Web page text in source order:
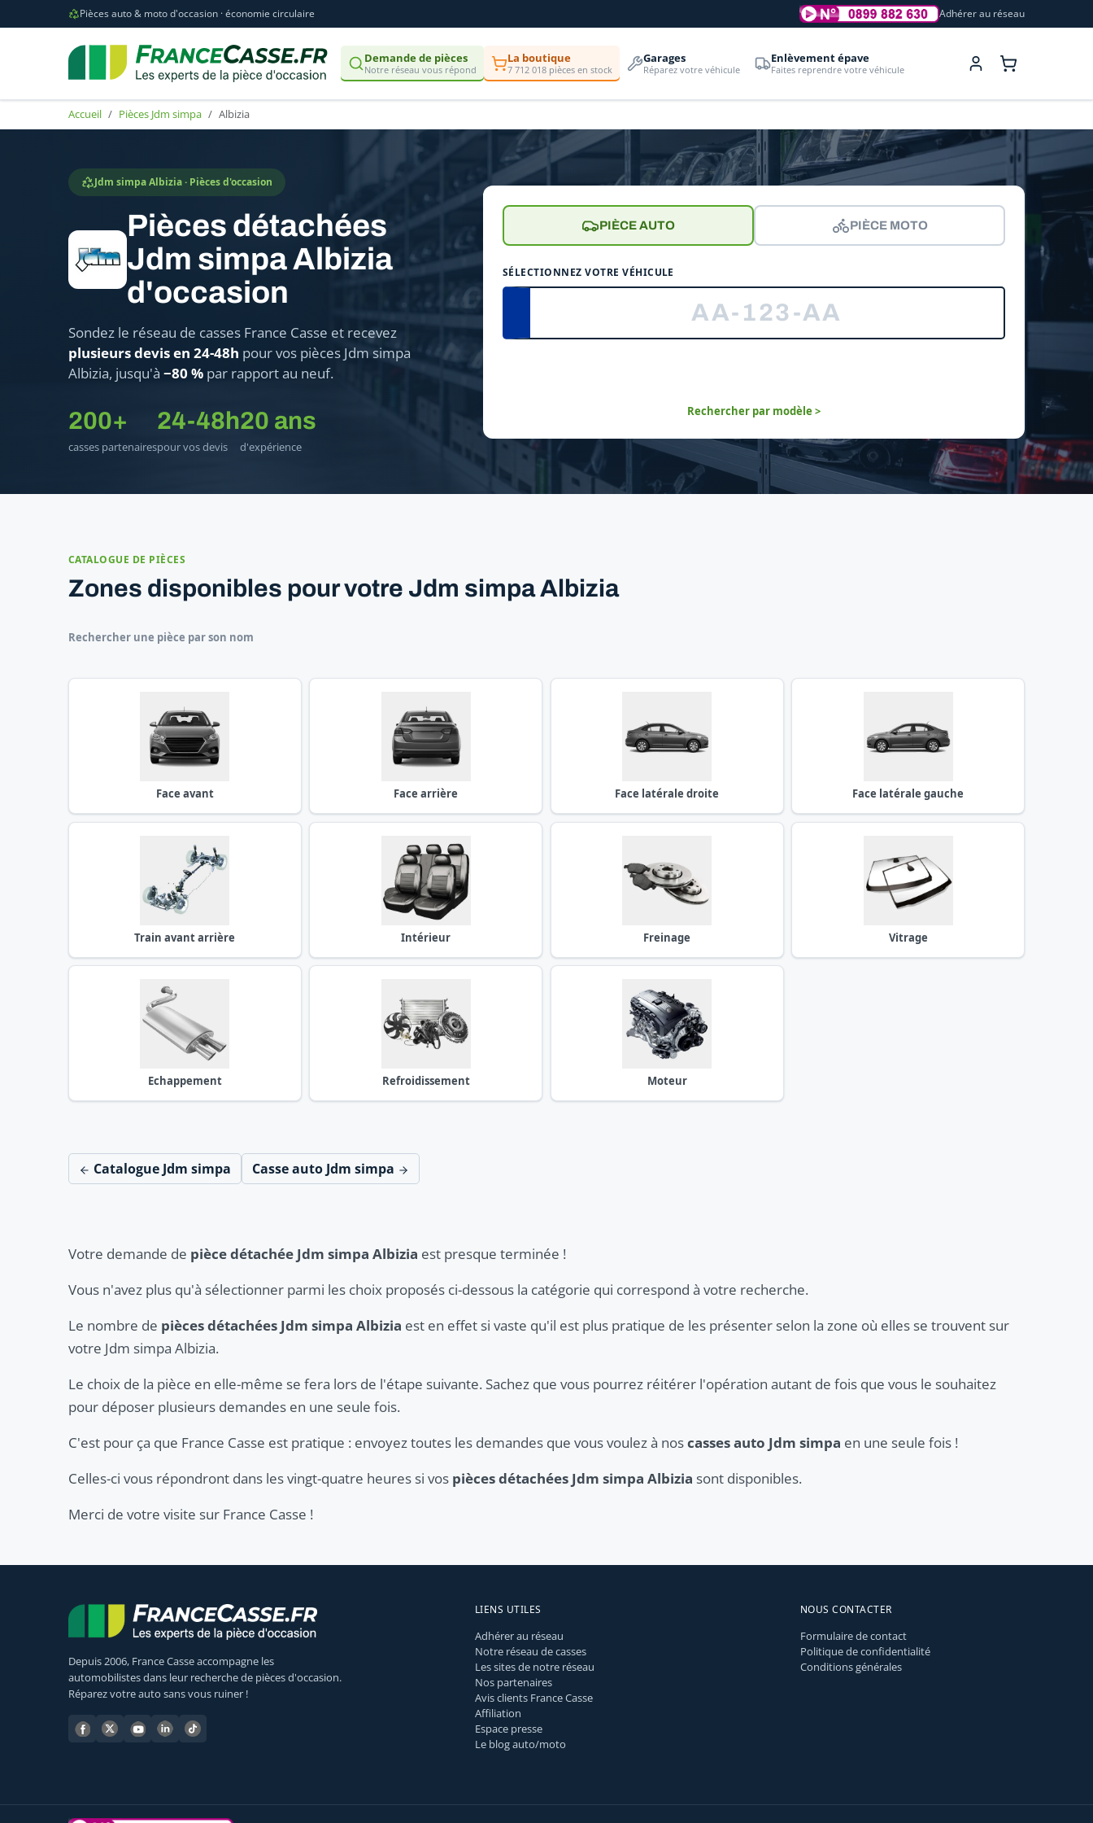
Pièces auto & moto d'occasion · économie circulaire Adhérer au réseau
Demande de pièces
Notre réseau vous répond
La boutique
7 712 018 pièces en stock
Garages
Réparez votre véhicule
Enlèvement épave
Faites reprendre votre véhicule
Accueil Pièces Jdm simpa Albizia
Jdm simpa Albizia · Pièces d'occasion
Pièces détachées
Jdm simpa Albizia
d'occasion
Sondez le réseau de casses France Casse et recevez
plusieurs devis en 24-48h pour vos pièces Jdm simpa
Albizia, jusqu'à −80 % par rapport au neuf.
200+
casses partenaires
24-48h
pour vos devis
20 ans
d'expérience
PIÈCE AUTO PIÈCE MOTO
SÉLECTIONNEZ VOTRE VÉHICULE
Rechercher par modèle >
CATALOGUE DE PIÈCES
Zones disponibles pour votre Jdm simpa Albizia
Rechercher une pièce par son nom
Face avant Face arrière Face latérale droite Face latérale gauche
Train avant arrière Intérieur Freinage Vitrage
Echappement Refroidissement Moteur
Catalogue Jdm simpa Casse auto Jdm simpa
Votre demande de pièce détachée Jdm simpa Albizia est presque terminée !
Vous n'avez plus qu'à sélectionner parmi les choix proposés ci-dessous la catégorie qui correspond à votre recherche.
Le nombre de pièces détachées Jdm simpa Albizia est en effet si vaste qu'il est plus pratique de les présenter selon la zone où elles se trouvent sur
votre Jdm simpa Albizia.
Le choix de la pièce en elle-même se fera lors de l'étape suivante. Sachez que vous pourrez réitérer l'opération autant de fois que vous le souhaitez
pour déposer plusieurs demandes en une seule fois.
C'est pour ça que France Casse est pratique : envoyez toutes les demandes que vous voulez à noscasses auto Jdm simpa en une seule fois !
Celles-ci vous répondront dans les vingt-quatre heures si vos pièces détachées Jdm simpa Albizia sont disponibles.
Merci de votre visite sur France Casse !
Depuis 2006, France Casse accompagne les
automobilistes dans leur recherche de pièces d'occasion.
Réparez votre auto sans vous ruiner !
LIENS UTILES
Adhérer au réseau
Notre réseau de casses
Les sites de notre réseau
Nos partenaires
Avis clients France Casse
Affiliation
Espace presse
Le blog auto/moto
NOUS CONTACTER
Formulaire de contact
Politique de confidentialité
Conditions générales